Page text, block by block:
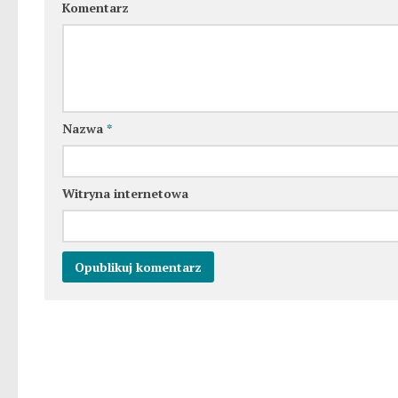
Komentarz
Nazwa *
Witryna internetowa